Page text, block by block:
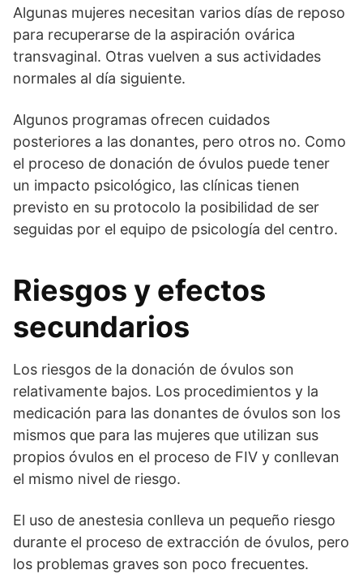
Algunas mujeres necesitan varios días de reposo
para recuperarse de la aspiración ovárica
transvaginal. Otras vuelven a sus actividades
normales al día siguiente.
Algunos programas ofrecen cuidados
posteriores a las donantes, pero otros no. Como
el proceso de donación de óvulos puede tener
un impacto psicológico, las clínicas tienen
previsto en su protocolo la posibilidad de ser
seguidas por el equipo de psicología del centro.
Riesgos y efectos
secundarios
Los riesgos de la donación de óvulos son
relativamente bajos. Los procedimientos y la
medicación para las donantes de óvulos son los
mismos que para las mujeres que utilizan sus
propios óvulos en el proceso de FIV y conllevan
el mismo nivel de riesgo.
El uso de anestesia conlleva un pequeño riesgo
durante el proceso de extracción de óvulos, pero
los problemas graves son poco frecuentes.